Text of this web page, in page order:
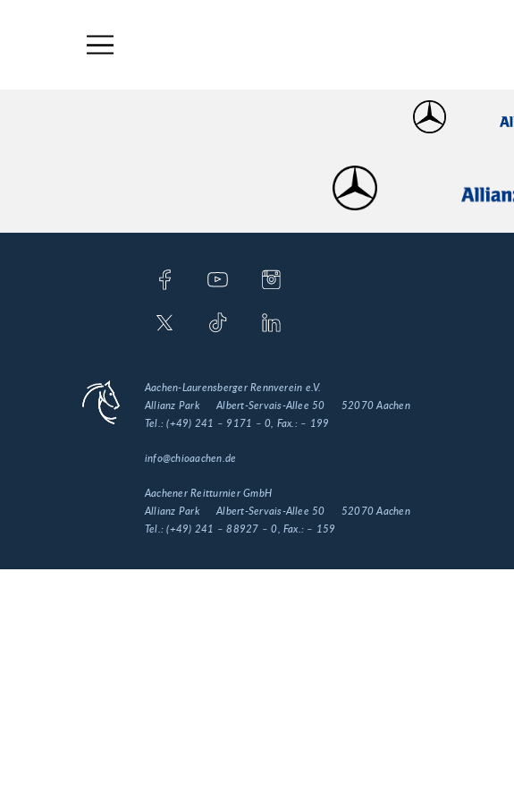
Aachen-Laurensberger Rennverein e.V.
Allianz Park
Albert-Servais-Allee 50
52070 Aachen
Tel.:(+49) 241 – 9171 – 0 , Fax.: – 199
info@chioaachen.de
Aachener Reitturnier GmbH
Allianz Park
Albert-Servais-Allee 50
52070 Aachen
Tel.:(+49) 241 – 88927 – 0 , Fax.: – 159